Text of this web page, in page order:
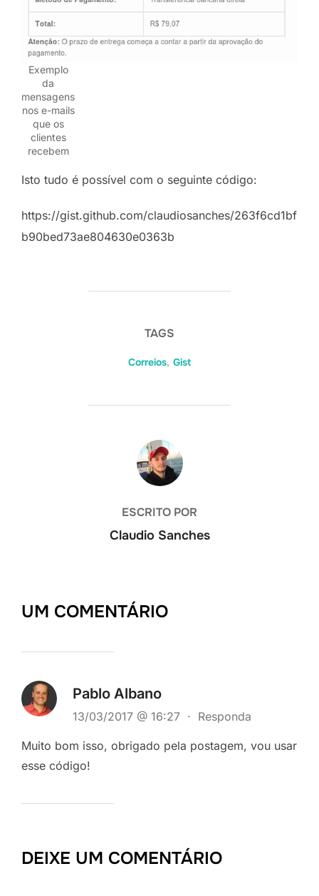
Exemplo
da
mensagens
nos e-mails
que os
clientes
recebem
Isto tudo é possível com o seguinte código:
https://gist.github.com/claudiosanches/263f6cd1bf
b90bed73ae804630e0363b
TAGS
Correios, Gist
AUTOR DO POST
ESCRITO POR
Claudio Sanches
UM COMENTÁRIO
Pablo Albano
13/03/2017 @ 16:27 · Responda
Muito bom isso, obrigado pela postagem, vou usar
esse código!
DEIXE UM COMENTÁRIO